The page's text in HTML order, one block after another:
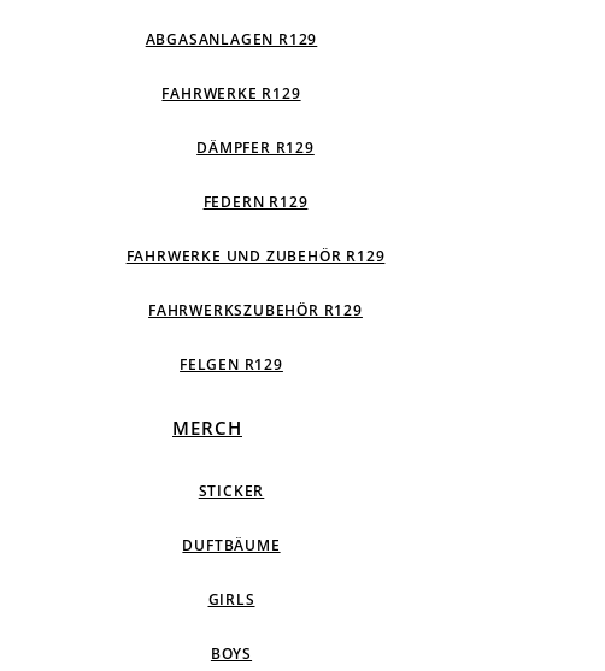
ABGASANLAGEN R129
FAHRWERKE R129
DÄMPFER R129
FEDERN R129
FAHRWERKE UND ZUBEHÖR R129
FAHRWERKSZUBEHÖR R129
FELGEN R129
MERCH
STICKER
DUFTBÄUME
GIRLS
BOYS